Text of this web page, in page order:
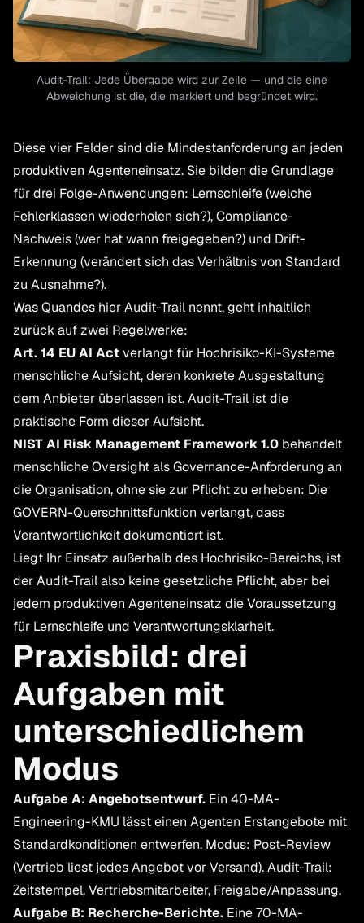
Audit-Trail: Jede Übergabe wird zur Zeile — und die eine
Abweichung ist die, die markiert und begründet wird.
Diese vier Felder sind die Mindestanforderung an jeden
produktiven Agenteneinsatz. Sie bilden die Grundlage
für drei Folge-Anwendungen: Lernschleife (welche
Fehlerklassen wiederholen sich?), Compliance-
Nachweis (wer hat wann freigegeben?) und Drift-
Erkennung (verändert sich das Verhältnis von Standard
zu Ausnahme?).
Was Quandes hier Audit-Trail nennt, geht inhaltlich
zurück auf zwei Regelwerke:
Art. 14 EU AI Actverlangt für Hochrisiko-KI-Systeme
menschliche Aufsicht, deren konkrete Ausgestaltung
dem Anbieter überlassen ist. Audit-Trail ist die
praktische Form dieser Aufsicht.
NIST AI Risk Management Framework 1.0 behandelt
menschliche Oversight als Governance-Anforderung an
die Organisation, ohne sie zur Pflicht zu erheben: Die
GOVERN-Querschnittsfunktion verlangt, dass
Verantwortlichkeit dokumentiert ist.
Liegt Ihr Einsatz außerhalb des Hochrisiko-Bereichs, ist
der Audit-Trail also keine gesetzliche Pflicht, aber bei
jedem produktiven Agenteneinsatz die Voraussetzung
für Lernschleife und Verantwortungsklarheit.
Praxisbild: drei
Aufgaben mit
unterschiedlichem
Modus
Aufgabe A: Angebotsentwurf. Ein 40-MA-
Engineering-KMU lässt einen Agenten Erstangebote mit
Standardkonditionen entwerfen. Modus: Post-Review
(Vertrieb liest jedes Angebot vor Versand). Audit-Trail:
Zeitstempel, Vertriebsmitarbeiter, Freigabe/Anpassung.
Aufgabe B: Recherche-Berichte. Eine 70-MA-